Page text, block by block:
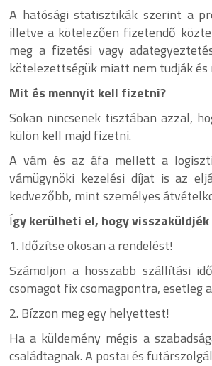
A hatósági statisztikák szerint a
illetve a kötelezően fizetendő
meg a fizetési vagy
kötelezettségük miatt nem tudják és
Mit és mennyit kell fizetni?
Sokan nincsenek tisztában azzal,
külön kell majd fizetni.
A vám és az áfa mellett a
vámügynöki kezelési díjat is az
kedvezőbb, mint személyes
Így kerülheti el, hogy
1. Időzítse okosan a rendelést!
Számoljon a hosszabb szállítási
csomagot fix csomagpontra,
2. Bízzon meg egy helyettest!
Ha a küldemény mégis a
családtagnak. A postai és